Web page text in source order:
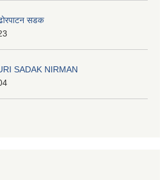
ढोरपाटन सडक
SADAK NIRMAN